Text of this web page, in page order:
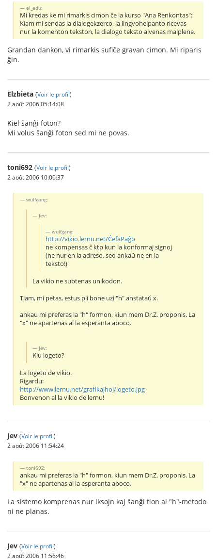
el_edu:
Mi kredas ke mi rimarkis cimon ĉe la kurso "Ana Renkontas":
Kiam mi sendas la dialogekzerco, la lingvohelpanto ricevas
nur la komenton tekston, la dialogo teksto alvenas malplene.
Grandan dankon, vi rimarkis sufiĉe gravan cimon. Mi riparis
ĝin.
Elzbieta (Voir le profil)
2 août 2006 05:14:08
Kiel ŝanĝi foton?
Mi volus ŝanĝi foton sed mi ne povas.
toni692 (Voir le profil)
2 août 2006 10:00:37
wulfgang:
Jev:
wulfgang:
http://vikio.lernu.net/ĈefaPaĝo
ne kompensas ĉ ktp kun la konformaj signoj
(ne nur en la adreso, sed ankaŭ ne en la
teksto!)
La vikio ne subtenas unikodon.
Tiam, mi petas, estus pli bone uzi "h" anstataŭ x.
ankau mi preferas la "h" formon, kiun mem Dr.Z. proponis. La
"x" ne apartenas al la esperanta aboco.
Jev:
Kiu logeto?
La logeto de vikio.
Rigardu:
http://www.lernu.net/grafikajhoj/logeto.jpg
Bonvenon al la vikio de lernu!
Jev (Voir le profil)
2 août 2006 11:54:24
toni692:
ankau mi preferas la "h" formon, kiun mem Dr.Z. proponis. La
"x" ne apartenas al la esperanta aboco.
La sistemo komprenas nur iksojn kaj ŝanĝi tion al "h"-metodo
ni ne planas.
Jev (Voir le profil)
2 août 2006 11:56:46